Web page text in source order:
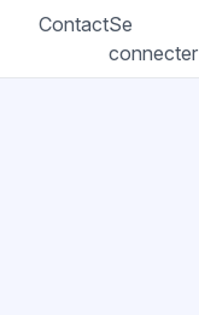
ContactSe
connecter